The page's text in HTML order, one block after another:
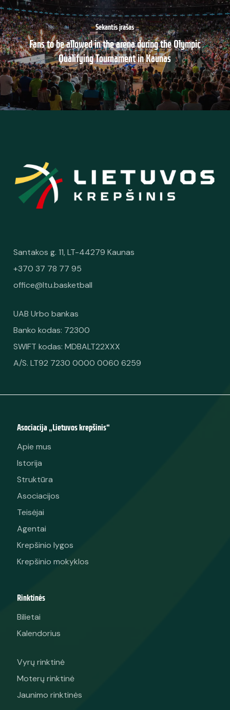
Sekantis įrašas
Fans to be allowed in the arena during the Olympic
Qualifying Tournament in Kaunas
Santakos g. 11, LT-44279 Kaunas
+370 37 78 77 95
office@ltu.basketball
UAB Urbo bankas
Banko kodas: 72300
SWIFT kodas: MDBALT22XXX
A/S. LT92 7230 0000 0060 6259
Asociacija „Lietuvos krepšinis“
Apie mus
Istorija
Struktūra
Asociacijos
Teisėjai
Agentai
Krepšinio lygos
Krepšinio mokyklos
Rinktinės
Bilietai
Kalendorius
Vyrų rinktinė
Moterų rinktinė
Jaunimo rinktinės